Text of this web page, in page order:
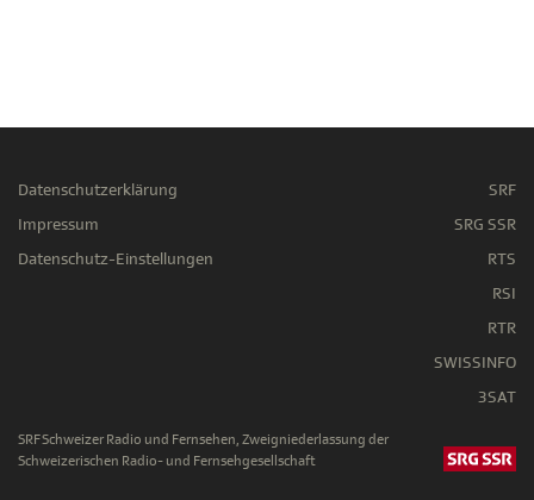
Datenschutzerklärung
Impressum
Datenschutz-Einstellungen
SRF
SRG SSR
RTS
RSI
RTR
SWISSINFO
3SAT
SRF Schweizer Radio und Fernsehen, Zweigniederlassung der
Schweizerischen Radio- und Fernsehgesellschaft